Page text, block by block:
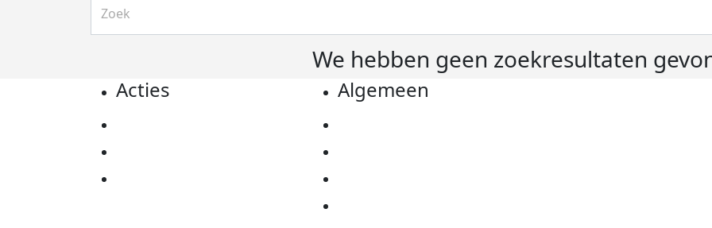
We hebben geen zoekresultaten
Acties Algemeen